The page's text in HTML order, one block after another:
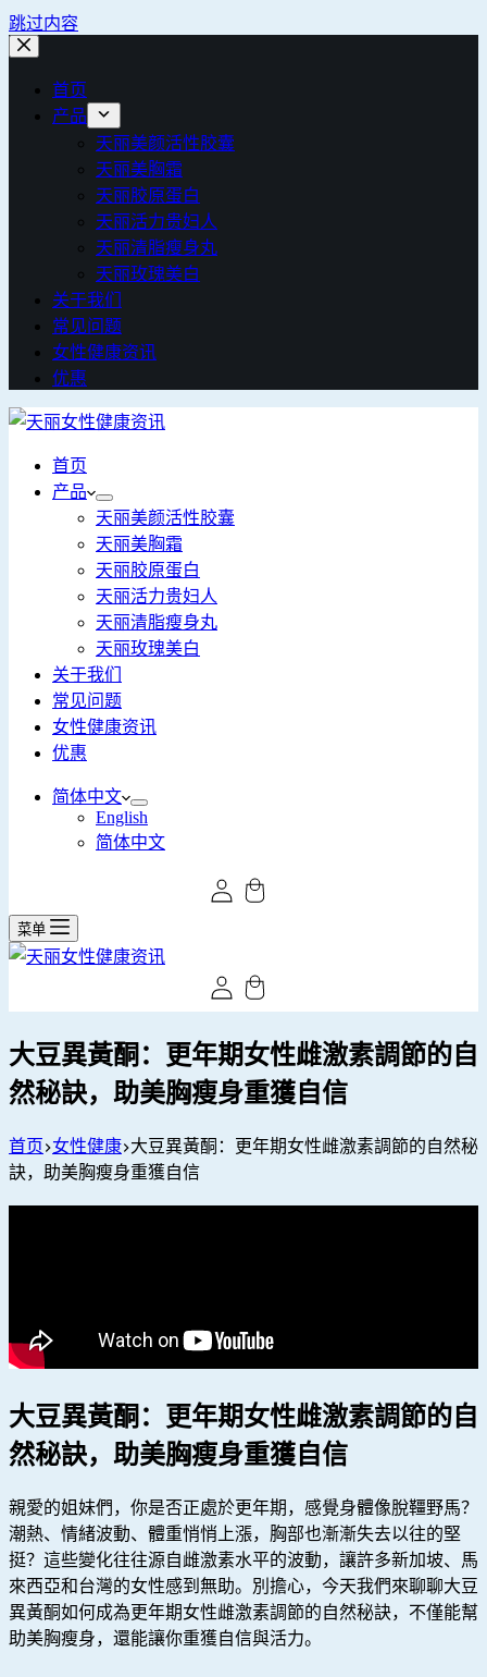
跳过内容
首页
产品
天丽美颜活性胶囊
天丽美胸霜
天丽胶原蛋白
天丽活力贵妇人
天丽清脂瘦身丸
天丽玫瑰美白
关于我们
常见问题
女性健康资讯
优惠
首页
产品
天丽美颜活性胶囊
天丽美胸霜
天丽胶原蛋白
天丽活力贵妇人
天丽清脂瘦身丸
天丽玫瑰美白
关于我们
常见问题
女性健康资讯
优惠
简体中文
English
简体中文
菜单
大豆異黃酮：更年期女性雌激素調節的自
然秘訣，助美胸瘦身重獲自信
首页 女性健康 大豆異黃酮：更年期女性雌激素調節的自然秘
訣，助美胸瘦身重獲自信
大豆異黃酮：更年期女性雌激素調節的自
然秘訣，助美胸瘦身重獲自信
親愛的姐妹們，你是否正處於更年期，感覺身體像脫韁野馬？
潮熱、情緒波動、體重悄悄上漲，胸部也漸漸失去以往的堅
挺？這些變化往往源自雌激素水平的波動，讓許多新加坡、馬
來西亞和台灣的女性感到無助。別擔心，今天我們來聊聊大豆
異黃酮如何成為更年期女性雌激素調節的自然秘訣，不僅能幫
助美胸瘦身，還能讓你重獲自信與活力。